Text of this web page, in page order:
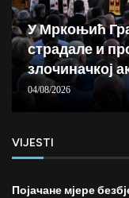
У Мркоњић
страдале и
злочиначкој
04/08/2026
VIJESTI
Појачане мјере